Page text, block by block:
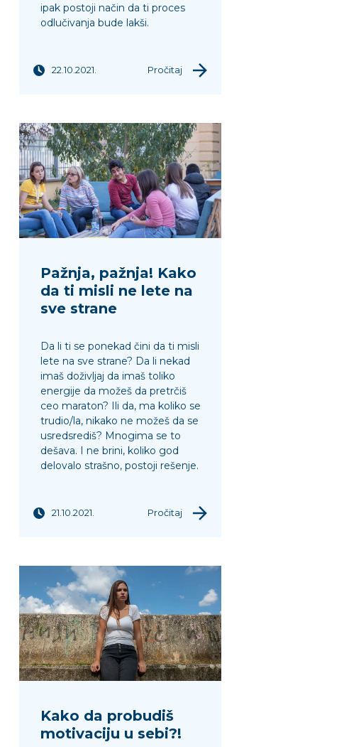
ipak postoji način da ti proces
odlučivanja bude lakši.
22.10.2021. Pročitaj
Pažnja, pažnja! Kako
da ti misli ne lete na
sve strane
Da li ti se ponekad čini da ti misli
lete na sve strane? Da li nekad
imaš doživljaj da imaš toliko
energije da možeš da pretrčiš
ceo maraton? Ili da, ma koliko se
trudio/la, nikako ne možeš da se
usredsrediš? Mnogima se to
dešava. I ne brini, koliko god
delovalo strašno, postoji rešenje.
21.10.2021. Pročitaj
Kako da probudiš
motivaciju u sebi?!